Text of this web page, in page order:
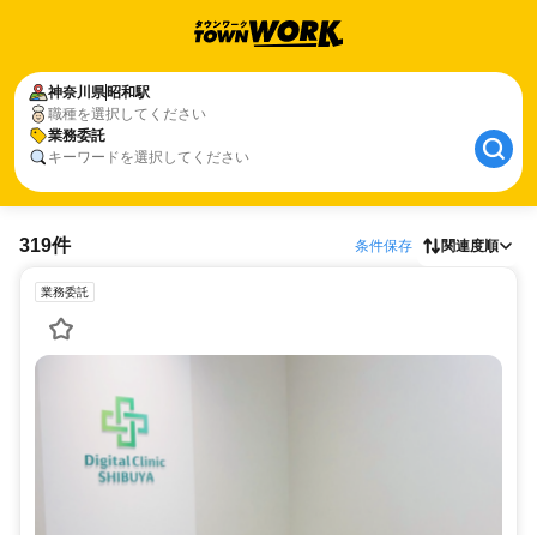
神奈川県昭和駅
職種を選択してください
業務委託
キーワードを選択してください
319件 条件保存 関連度順
業務委託